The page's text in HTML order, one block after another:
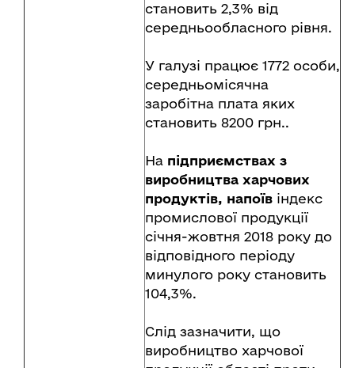
становить 2,3% від
середньообласного рівня.
У галузі працює 1772 особи,
середньомісячна
заробітна плата яких
становить 8200 грн..
На підприємствах з
виробництва харчових
продуктів, напоїв індекс
промислової продукції
січня-жовтня 2018 року до
відповідного періоду
минулого року становить
104,3%.
Слід зазначити, що
виробництво харчової